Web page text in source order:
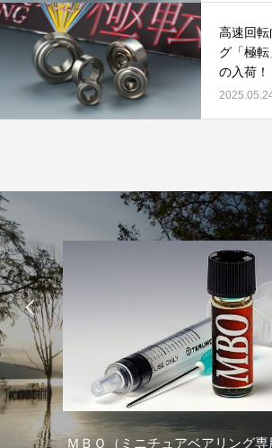
高速回
グ「極
の入荷！
ＭＢＯ（ミニチュアベアリング専